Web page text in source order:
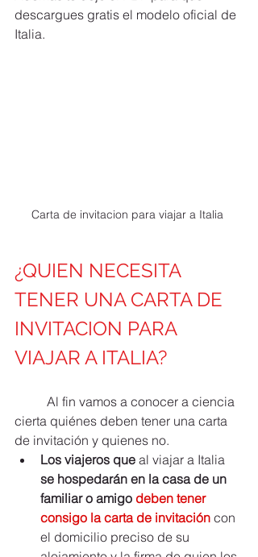
descargues gratis el modelo oficial de
Italia.
Carta de invitacion para viajar a Italia
¿QUIEN NECESITA
TENER UNA CARTA DE
INVITACION PARA
VIAJAR A ITALIA?
cierta quiénes deben tener una carta
de invitación y quienes no.
Los viajeros que al viajar a Italia
se hospedarán en la casa de un
familiar o amigo deben tener
consigo la carta de invitación con
el domicilio preciso de su